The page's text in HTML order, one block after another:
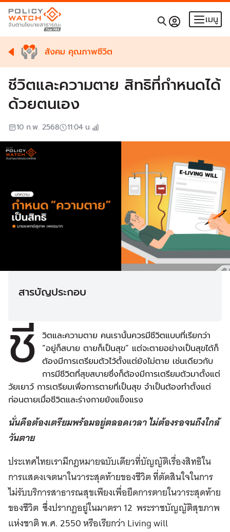
เมนู
สังคม คุณภาพชีวิต
ชีวิตและความตาย สิทธิที่กำหนดได้
ด้วยตนเอง
10 ก.พ. 2568 11:04 น.
สารบัญประกอบ
ชี วิตและความตาย คนเรานั้นควรมีชีวิตแบบที่เรียกว่า
“อยู่ก็สบาย ตายก็เป็นสุข” แต่จะตายอย่างเป็นสุขได้ก็
ต้องมีการเตรียมตัวไว้ตั้งแต่ยังไม่ตาย เช่นเดียวกับ
การมีชีวิตที่สุขสบายซึ่งก็ต้องมีการเตรียมตัวมาตั้งแต่
วัยเยาว์ การเตรียมเพื่อการตายที่เป็นสุข จำเป็นต้องทำตั้งแต่
ก่อนตายเมื่อชีวิตและร่างกายยังแข็งแรง
นั่นคือต้องเตรียมพร้อมอยู่ตลอดเวลา ไม่ต้องรอจนถึงใกล้
วันตาย
ประเทศไทยเรามีกฎหมายฉบับเดียวที่บัญญัติเรื่องสิทธิใน
การแสดงเจตนาในวาระสุดท้ายของชีวิต ที่ตัดสินใจในการ
ไม่รับบริการสาธารณสุขเพียงเพื่อยืดการตายในวาระสุดท้าย
ของชีวิต ซึ่งปรากฏอยู่ในมาตรา 12 พระราชบัญญัติสุขภาพ
แห่งชาติ พ.ศ. 2550 หรือเรียกว่า Living will